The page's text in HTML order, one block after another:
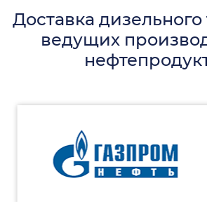
Доставка дизельного
ведущих